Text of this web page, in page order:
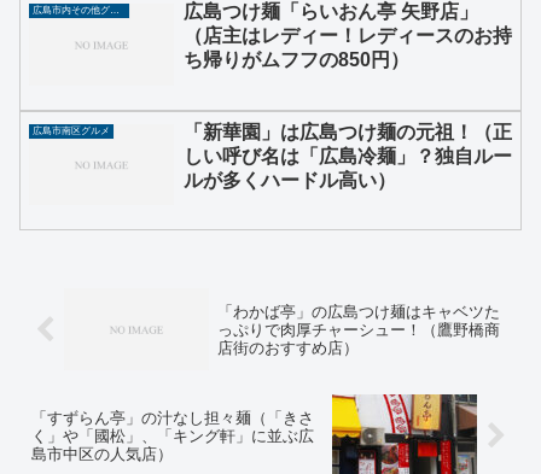
広島市内その他グルメ
広島つけ麺「らいおん亭 矢野店」
（店主はレディー！レディースのお持
ち帰りがムフフの850円）
広島市南区グルメ
「新華園」は広島つけ麺の元祖！（正
しい呼び名は「広島冷麺」？独自ルー
ルが多くハードル高い）
「わかば亭」の広島つけ麺はキャベツた
っぷりで肉厚チャーシュー！（鷹野橋商
店街のおすすめ店）
「すずらん亭」の汁なし担々麺（「きさ
く」や「國松」、「キング軒」に並ぶ広
島市中区の人気店）